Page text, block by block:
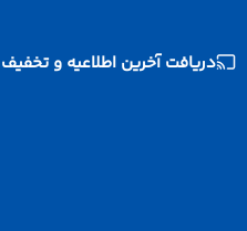
آخرین اطلاعیه و تخفیف ها